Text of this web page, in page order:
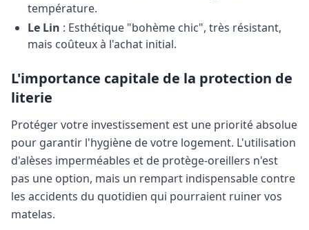
température.
Le Lin : Esthétique "bohème chic", très résistant,
mais coûteux à l'achat initial.
L'importance capitale de la protection de
literie
Protéger votre investissement est une priorité absolue
pour garantir l'hygiène de votre logement. L'utilisation
d'alèses imperméables et de protège-oreillers n'est
pas une option, mais un rempart indispensable contre
les accidents du quotidien qui pourraient ruiner vos
matelas.